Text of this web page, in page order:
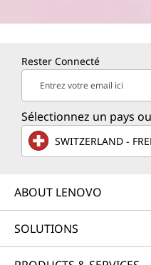
Rester Connecté
Entrez votre email ici
Sélectionnez un pays
SWITZERLAND -
ABOUT LENOVO
SOLUTIONS